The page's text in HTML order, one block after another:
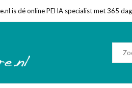
is dé online PEHA specialist met 365